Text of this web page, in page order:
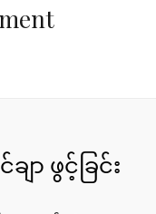
ျာ ဖွင့်ခြင်း